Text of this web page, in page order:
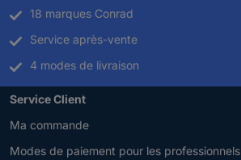
18 marques Conrad
Service après-vente
4 modes de livraison
Service Client
Ma commande
Modes de paiement pour les professionnels